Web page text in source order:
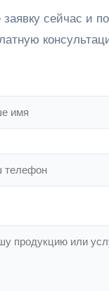
заявку сейчас и